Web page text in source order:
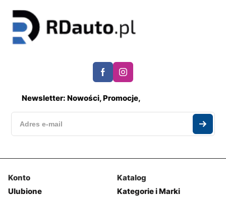
Newsletter: Nowości, Promocje,
Konto
Ulubione
Katalog
Kategorie i Marki